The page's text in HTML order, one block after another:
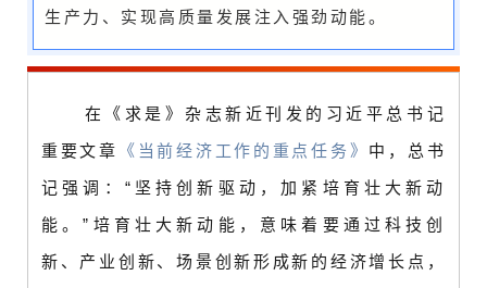
生产力、实现高质量发展注入强劲动能。
在《求是》杂志新近刊发的习近平总书记
重要文章
《当前经济工作的重点任务》 中， 总书
记强调：“坚持创新驱动，加紧培育壮大新动
能。”培育壮大新动能，意味着要通过科技创
新、产业创新、场景创新形成新的经济增长点，